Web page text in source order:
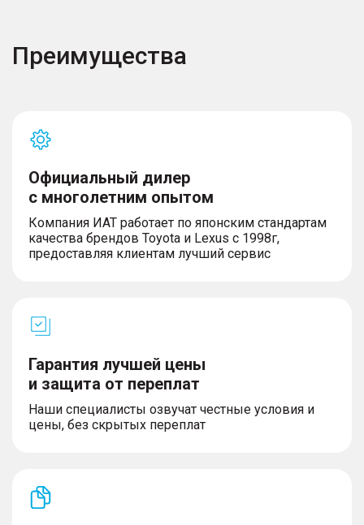
Преимущества
Официальный дилер
с многолетним опытом
Компания ИАТ работает по японским стандартам
качества брендов Toyota и Lexus с 1998г,
предоставляя клиентам лучший сервис
Гарантия лучшей цены
и защита от переплат
Наши специалисты озвучат честные условия и
цены, без скрытых переплат